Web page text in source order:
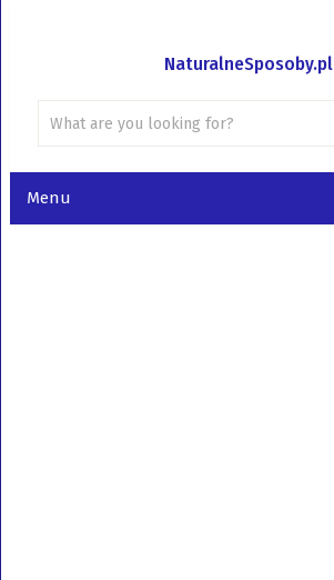
NaturalneSposoby.pl
Menu